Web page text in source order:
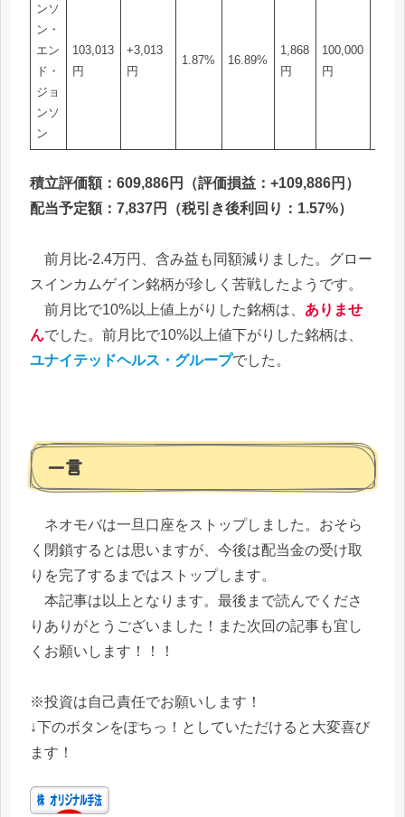
ンソ
ン・
エン
ド・
ジョ
ンソ
ン
103,013
円
+3,013
円
1.87% 16.89%
1,868
円
100,000
円
積立評価額：609,886円（評価損益：+109,886円）
配当予定額：7,837円（税引き後利回り：1.57%）
前月比-2.4万円、含み益も同額減りました。グロー
スインカムゲイン銘柄が珍しく苦戦したようです。
前月比で10%以上値上がりした銘柄は、 ありませ
んでした。前月比で10%以上値下がりした銘柄は、
ユナイテッドヘルス・グループでした。
一言
ネオモバは一旦口座をストップしました。おそら
く閉鎖するとは思いますが、今後は配当金の受け取
りを完了するまではストップします。
本記事は以上となります。最後まで読んでくださ
りありがとうございました！また次回の記事も宜し
くお願いします！！！
※投資は自己責任でお願いします！
↓下のボタンをぽちっ！としていただけると大変喜び
ます！